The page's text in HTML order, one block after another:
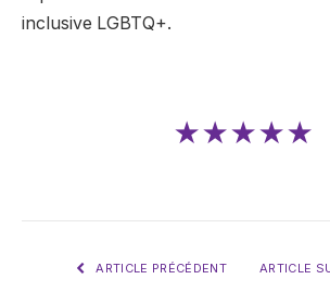
inclusive LGBTQ+.
★★★★★
ARTICLE PRÉCÉDENT ARTICLE